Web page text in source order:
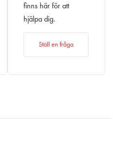
finns här för att
hjälpa dig.
Ställ en fråga